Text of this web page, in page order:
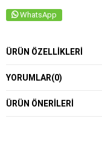
WhatsApp
ÜRÜN ÖZELLIKLERI
YORUMLAR(0)
ÜRÜN ÖNERILERI